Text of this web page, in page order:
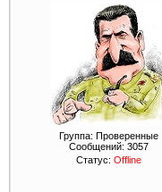
Группа: Проверенные
Сообщений: 3057
Статус: Offline